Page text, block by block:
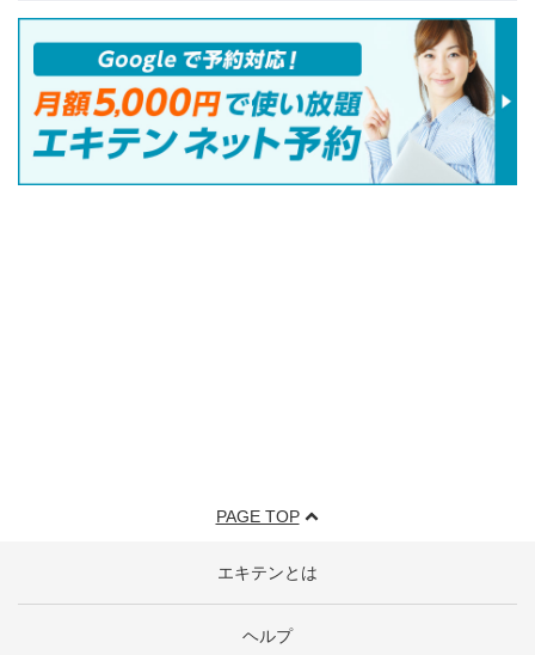
PAGE TOP
エキテンとは
ヘルプ